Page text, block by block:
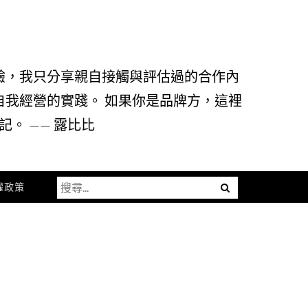
我只分享親自接觸與評估過的合作內
經營的實踐。 如果你是品牌方，這裡
。 —— 露比比
政策 Menu
搜
尋